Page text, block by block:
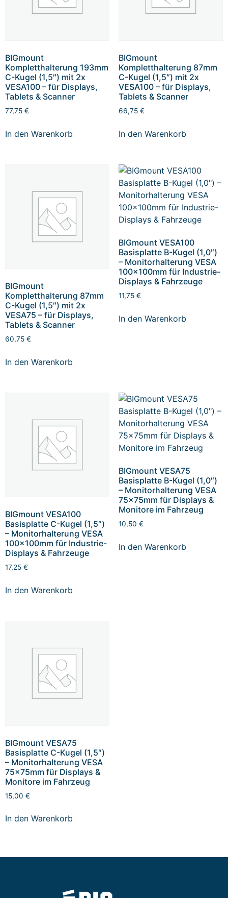
BIGmount
Kompletthalterung 193mm
C-Kugel (1,5″) mit 2x
VESA100 – für Displays,
Tablets & Scanner
77,75 €
In den Warenkorb
BIGmount
Kompletthalterung 87mm
C-Kugel (1,5″) mit 2x
VESA100 – für Displays,
Tablets & Scanner
66,75 €
In den Warenkorb
BIGmount
Kompletthalterung 87mm
C-Kugel (1,5″) mit 2x
VESA75 – für Displays,
Tablets & Scanner
60,75 €
In den Warenkorb
BIGmount VESA100
Basisplatte B-Kugel (1,0″)
– Monitorhalterung VESA
100x100mm für Industrie-
Displays & Fahrzeuge
11,75 €
In den Warenkorb
BIGmount VESA100
Basisplatte C-Kugel (1,5″)
– Monitorhalterung VESA
100x100mm für Industrie-
Displays & Fahrzeuge
17,25 €
In den Warenkorb
BIGmount VESA75
Basisplatte B-Kugel (1,0″)
– Monitorhalterung VESA
75x75mm für Displays &
Monitore im Fahrzeug
10,50 €
In den Warenkorb
BIGmount VESA75
Basisplatte C-Kugel (1,5″)
– Monitorhalterung VESA
75x75mm für Displays &
Monitore im Fahrzeug
15,00 €
In den Warenkorb